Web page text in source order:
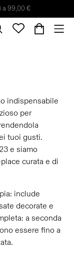
a 99,00 €
indispensabile
per
tuoi gusti.
e siamo
curata e di
include
decorate e
a seconda
essere fino a